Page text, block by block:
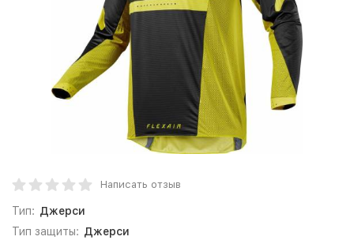
Написать отзыв
Тип: Джерси
Тип защиты: Джерси